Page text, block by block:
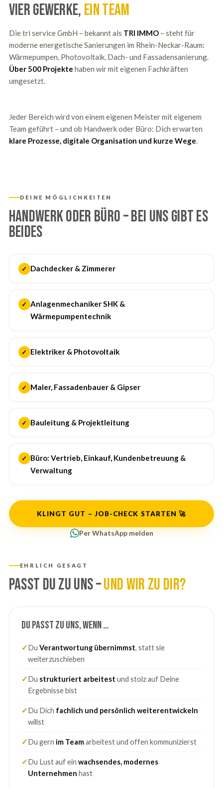
Vier Gewerke, ein Team
Die tri service GmbH – bekannt als TRI IMMO– steht für
moderne energetische Sanierungen im Rhein-Neckar-Raum:
Wärmepumpen, Photovoltaik, Dach- und Fassadensanierung.
Über 500 Projekte haben wir mit eigenen Fachkräften
umgesetzt.
Jeder Bereich wird von einem eigenen Meister mit eigenem
Team geführt – und ob Handwerk oder Büro: Dich erwarten
klare Prozesse, digitale Organisation und kurze Wege.
DEINE MÖGLICHKEITEN
Handwerk oder Büro – bei uns gibt es
beides
✓ Dachdecker & Zimmerer
✓ Anlagenmechaniker SHK &
Wärmepumpentechnik
✓ Elektriker & Photovoltaik
✓ Maler, Fassadenbauer & Gipser
✓ Bauleitung & Projektleitung
✓ Büro: Vertrieb, Einkauf, Kundenbetreuung &
Verwaltung
KLINGT GUT – JOB-CHECK STARTEN 🚀
Per WhatsApp melden
EHRLICH GESAGT
Passt Du zu uns –und wir zu Dir?
Du passt zu uns, wenn …
✓Du Verantwortung übernimmst, statt sie
weiterzuschieben
✓Du strukturiert arbeitest und stolz auf Deine
Ergebnisse bist
✓Du Dich fachlich und persönlich weiterentwickeln
willst
✓Du gern im Teamarbeitest und offen kommunizierst
✓Du Lust auf ein wachsendes, modernes
Unternehmen hast